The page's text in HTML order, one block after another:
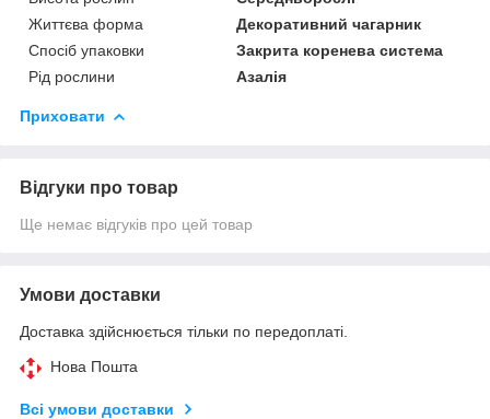
Життєва форма
Декоративний чагарник
Спосіб упаковки
Закрита коренева система
Рід рослини
Азалія
Приховати
Відгуки про товар
Ще немає відгуків про цей товар
Умови доставки
Доставка здійснюється тільки по передоплаті.
Нова Пошта
Всі умови доставки